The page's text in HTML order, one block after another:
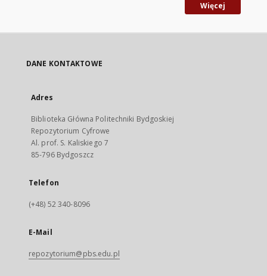
Więcej
DANE KONTAKTOWE
Adres
Biblioteka Główna Politechniki Bydgoskiej
Repozytorium Cyfrowe
Al. prof. S. Kaliskiego 7
85-796 Bydgoszcz
Telefon
(+48) 52 340-8096
E-Mail
repozytorium@pbs.edu.pl